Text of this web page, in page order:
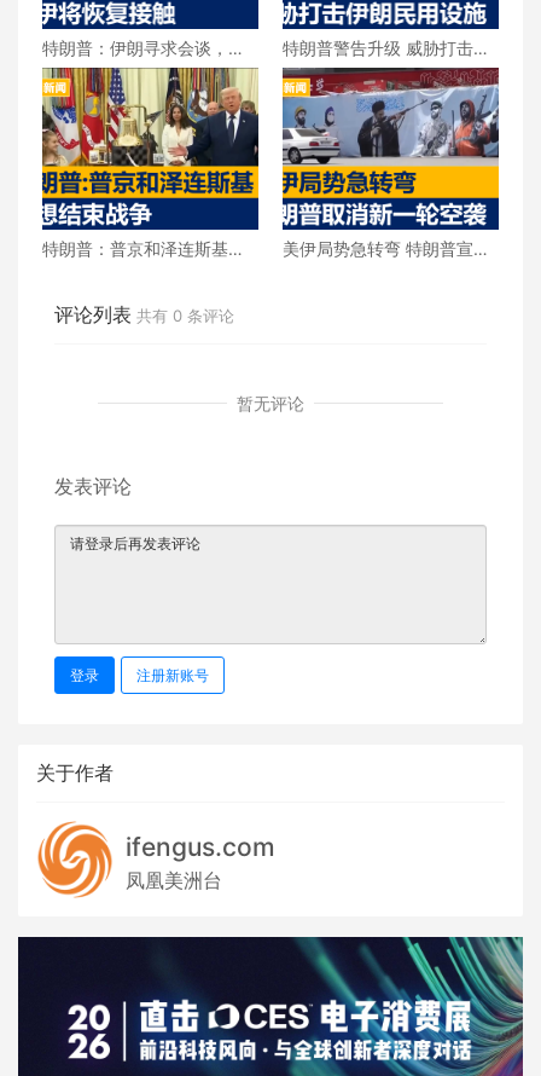
特朗普：伊朗寻求会谈，美
伊将恢复接触
特朗普警告升级 威胁打击伊
朗民用设施
特朗普：普京和泽连斯基都
美伊局势急转弯 特朗普宣布
评论列表 共有 0 条评论
暂无评论
发表评论
登录 注册新账号
关于作者
ifengus.com
凤凰美洲台